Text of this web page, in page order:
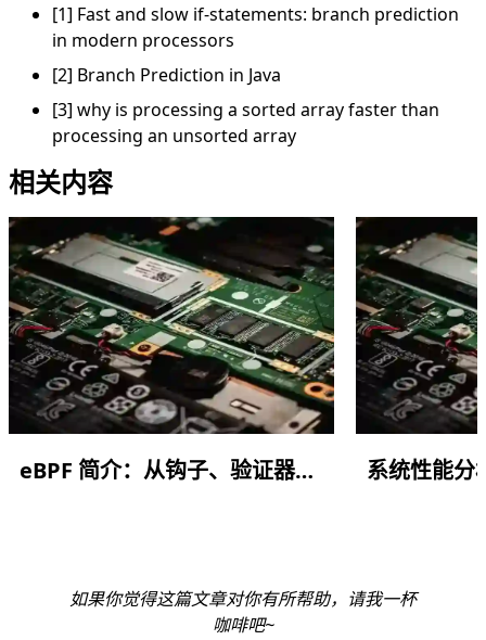
[1] Fast and slow if-statements: branch prediction
in modern processors
[2] Branch Prediction in Java
[3] why is processing a sorted array faster than
processing an unsorted array
相关内容
eBPF 简介：从钩子、验证器到 BCC 实战 系统性能分
如果你觉得这篇文章对你有所帮助，请我一杯
咖啡吧~